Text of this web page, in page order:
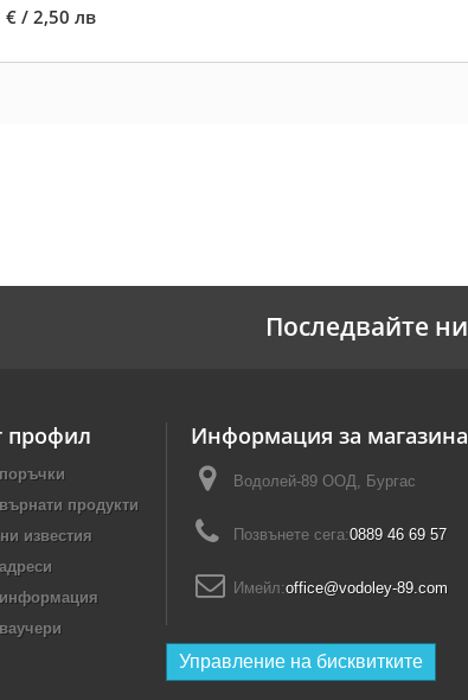
€ / 2,50 лв
Последвайте ни
профил
продукти
известия
Информация за магазина
Водолей-89 ООД, Бургас
Позвънете сега:0889 46 69 57
Имейл:office@vodoley-89.com
Управление на бисквитките